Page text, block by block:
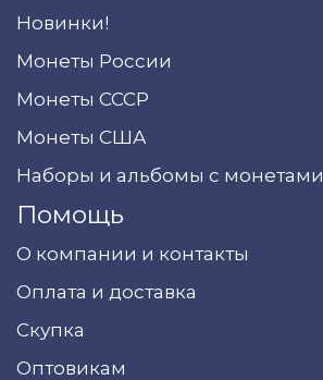
Новинки!
Монеты России
Монеты СССР
Монеты США
Наборы и альбомы с монетами
Помощь
О компании и контакты
Оплата и доставка
Скупка
Оптовикам